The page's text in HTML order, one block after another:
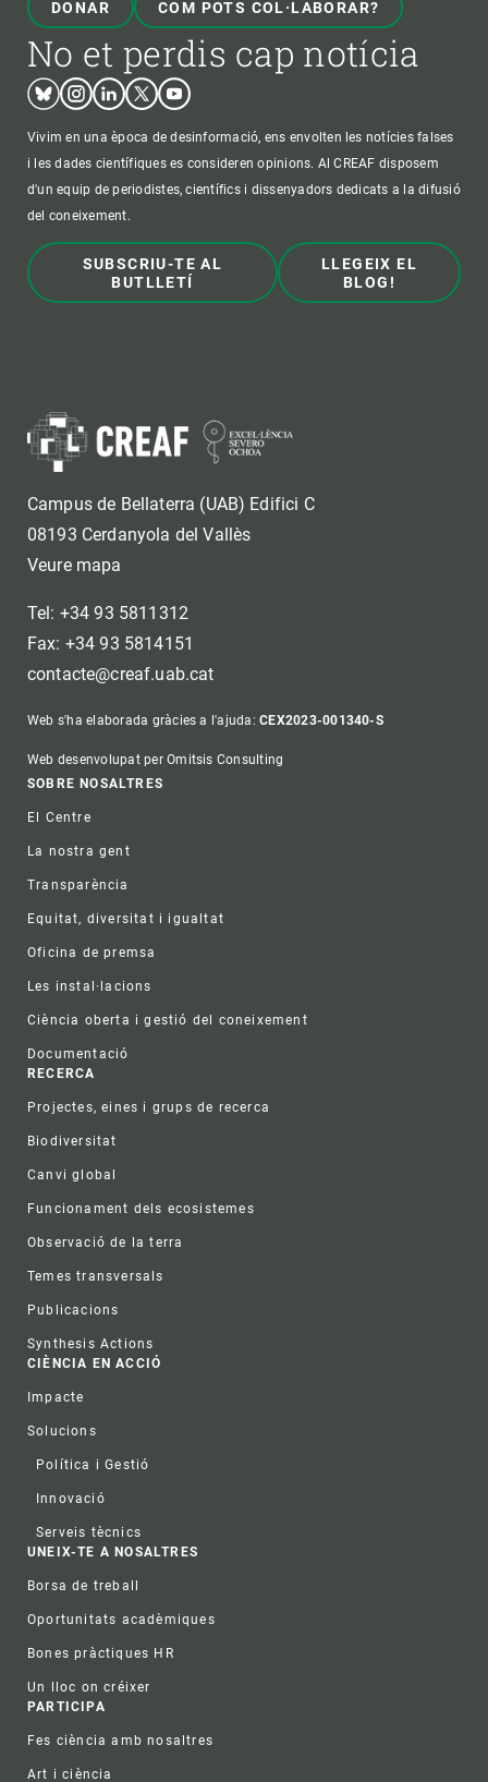
DONAR COM POTS COL·LABORAR?
No et perdis cap notícia
BlueskyInstagram
LinkedinTwitterYoutube
Vivim en una època de desinformació, ens envolten les notícies falses
i les dades científiques es consideren opinions. Al CREAF disposem
d'un equip de periodistes, científics i dissenyadors dedicats a la difusió
del coneixement.
SUBSCRIU-TE AL
BUTLLETÍ
LLEGEIX EL
BLOG!
Campus de Bellaterra (UAB) Edifici C
08193 Cerdanyola del Vallès
Veure mapa
Tel: +34 93 5811312
Fax: +34 93 5814151
contacte@creaf.uab.cat
Web s'ha elaborada gràcies a l'ajuda:CEX2023-001340-S
Web desenvolupat per Omitsis Consulting
Footer
SOBRE NOSALTRES
El Centre
La nostra gent
Transparència
Equitat, diversitat i igualtat
Oficina de premsa
Les instal·lacions
Ciència oberta i gestió del coneixement
Documentació
RECERCA
Projectes, eines i grups de recerca
Biodiversitat
Canvi global
Funcionament dels ecosistemes
Observació de la terra
Temes transversals
Publicacions
Synthesis Actions
CIÈNCIA EN ACCIÓ
Impacte
Solucions
Política i Gestió
Innovació
Serveis tècnics
UNEIX-TE A NOSALTRES
Borsa de treball
Oportunitats acadèmiques
Bones pràctiques HR
Un lloc on créixer
PARTICIPA
Fes ciència amb nosaltres
Art i ciència